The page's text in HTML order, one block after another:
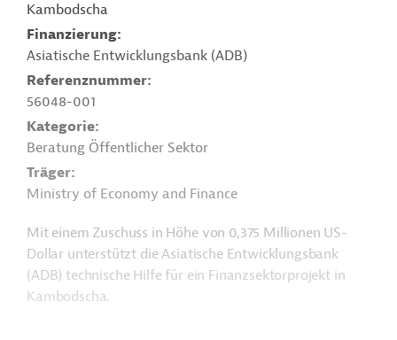
Kambodscha
Finanzierung
Asiatische Entwicklungsbank (ADB)
Referenznummer
56048-001
Kategorie
Beratung Öffentlicher Sektor
Träger
Ministry of Economy and Finance
Mit einem Zuschuss in Höhe von 0,375 Millionen US-
Dollar unterstützt die Asiatische Entwicklungsbank
(ADB) technische Hilfe für ein Finanzsektorprojekt in
Kambodscha.